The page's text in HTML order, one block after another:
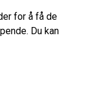
for å få de
Du kan